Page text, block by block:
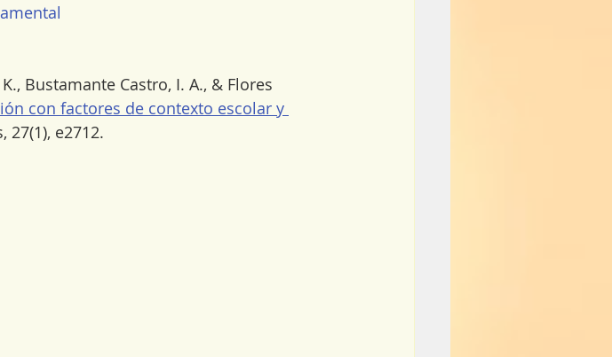
Bustamante Castro, I. A., & Flores
con factores de contexto escolar y
27(1), e2712.